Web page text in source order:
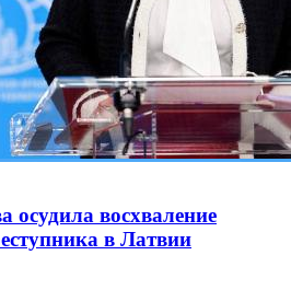
осудила восхваление
в Латвии